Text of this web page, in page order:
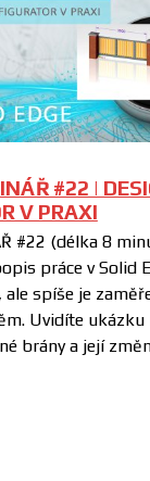
#22 |
V PRAXI
#22 (délka 8
práce v Solid
spíše je
Uvidíte ukázku
brány a její